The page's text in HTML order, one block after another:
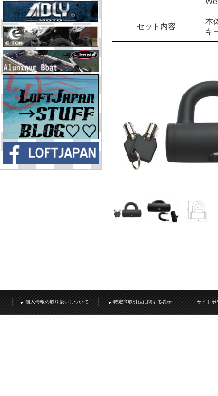
セット内容
本
キ
個人情報の取り扱いについて 特定商取引法に関する表示 サイトポ